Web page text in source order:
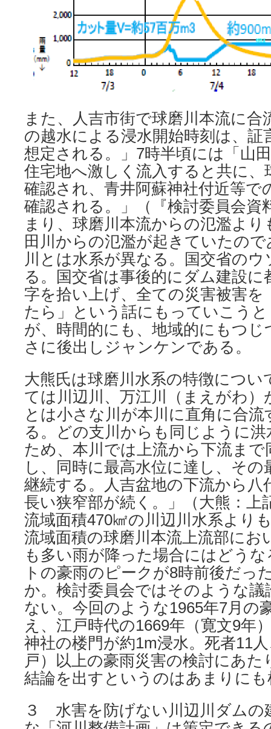
また、人吉市街で球磨川本流に合
の越水による浸水開始時刻は、証
想定される。」7時半頃には「山
住宅地へ激しく流入すると共に、
確認され、青井阿蘇神社付近等で
確認される。」（『検討委員会資
まり、球磨川本流からの氾濫よ
田川からの氾濫が起きていたの
川とは水系が異なる。国交省の
る。国交省は事後的にダム建設
字を拾い上げ、全ての災害被害を
たら」という話にもっていこう
が、時間的にも、地域的にもつ
さに後出しジャンケンである。
大熊氏は球磨川⽔系の特徴につい
ては川辺川、万江川（まえがわ
とは⼩さな川が本川に直⾓に合
る。どの⽀川からも同じように
ため、本川では上流から下流まで
し、同時に最⾼⽔位に達し、その
継続する。⼈吉盆地の下流から⼋
⻑い狭窄部が続く。」（大熊：上
流域面積470㎢の川辺川水系より
流域面積の球磨川本流上流部にお
も多い雨が降った場合にはどう
トの豪雨のピークが8時前後だっ
か。検討委員会ではそのような
ない。今回のような1965年7月の
え、江戸時代の1669年（寛文9年
神社の楼門が約1m浸水。死者11
戸）以上の豪雨災害の検討にあ
結論を出すというのはあまりに
３ 水害を防げない川辺川ダムの